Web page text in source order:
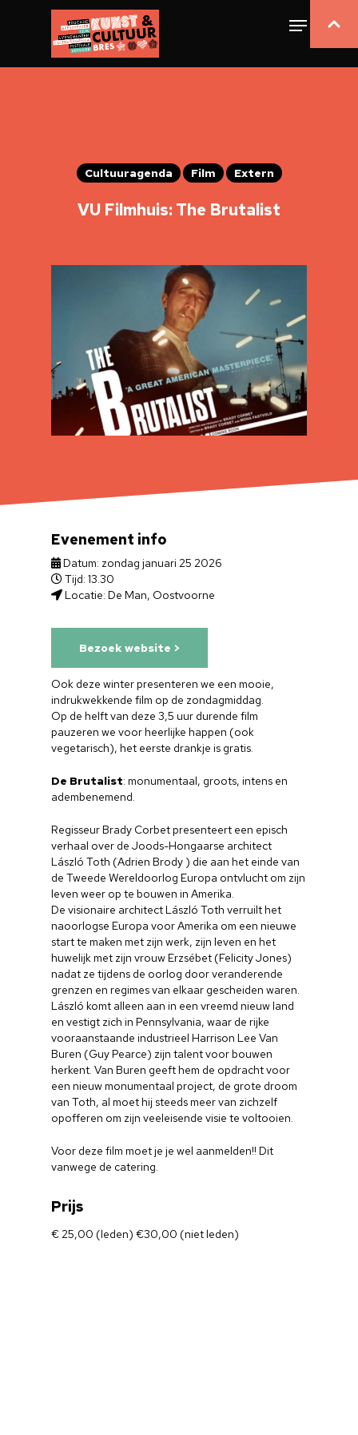
Cultuuragenda Film Extern
VU Filmhuis: The Brutalist
Ook deze winter presenteren we een mooie,
indrukwekkende film op de zondagmiddag.
Op de helft van deze 3,5 uur durende film
pauzeren we voor heerlijke happen (ook
vegetarisch), het eerste drankje is gratis.
De Brutalist: monumentaal, groots, intens en
adembenemend.
Regisseur Brady Corbet presenteert een episch
verhaal over de Joods-Hongaarse architect
László Toth (Adrien Brody ) die aan het einde van
de Tweede Wereldoorlog Europa ontvlucht om zijn
leven weer op te bouwen in Amerika.
De visionaire architect László Toth verruilt het
naoorlogse Europa voor Amerika om een nieuwe
start te maken met zijn werk, zijn leven en het
huwelijk met zijn vrouw Erzsébet (Felicity Jones)
nadat ze tijdens de oorlog door veranderende
grenzen en regimes van elkaar gescheiden waren.
László komt alleen aan in een vreemd nieuw land
en vestigt zich in Pennsylvania, waar de rijke
vooraanstaande industrieel Harrison Lee Van
Buren (Guy Pearce) zijn talent voor bouwen
herkent. Van Buren geeft hem de opdracht voor
een nieuw monumentaal project, de grote droom
van Toth, al moet hij steeds meer van zichzelf
opofferen om zijn veeleisende visie te voltooien.
Voor deze film moet je je wel aanmelden!! Dit
vanwege de catering.
Prijs
€ 25,00 (leden) €30,00 (niet leden)
Evenement info
Datum: zondag januari 25 2026
Tijd: 13.30
Locatie: De Man, Oostvoorne
Bezoek website >